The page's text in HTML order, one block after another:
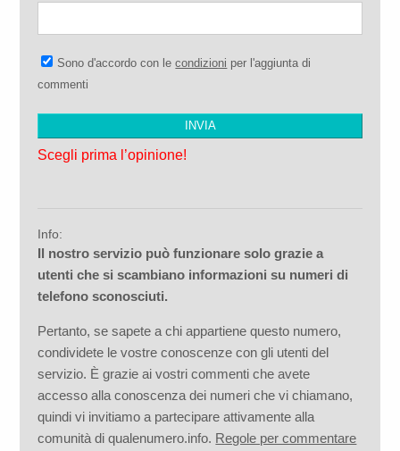
Sono d'accordo con lecondizioni per l'aggiunta di
commenti
Scegli prima l’opinione!
Info:
Il nostro servizio può funzionare solo grazie a
utenti che si scambiano informazioni su numeri di
telefono sconosciuti.
Pertanto, se sapete a chi appartiene questo numero,
condividete le vostre conoscenze con gli utenti del
servizio. È grazie ai vostri commenti che avete
accesso alla conoscenza dei numeri che vi chiamano,
quindi vi invitiamo a partecipare attivamente alla
comunità di qualenumero.info. Regole per commentare